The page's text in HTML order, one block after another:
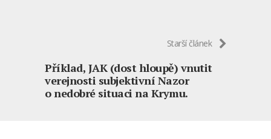
Starší článek
Příklad, JAK (dost hloupě) vnutit
verejnosti subjektivní Nazor
o nedobré situaci na Krymu.